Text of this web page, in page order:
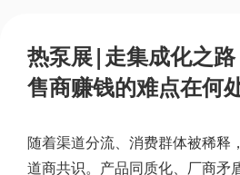
热泵展|走集成化之
售商赚钱的难点在何
随着渠道分流、消费群体被稀释
道商共识。产品同质化、厂商矛